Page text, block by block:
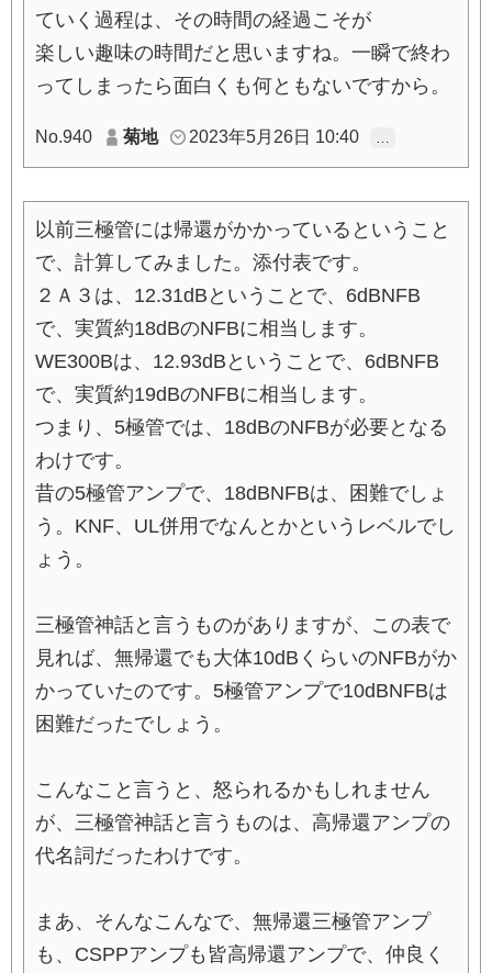
ていく過程は、その時間の経過こそが
楽しい趣味の時間だと思いますね。一瞬で終わ
ってしまったら面白くも何ともないですから。
No.940 菊地 2023年5月26日 10:40
以前三極管には帰還がかかっているということ
で、計算してみました。添付表です。
２Ａ３は、12.31dBということで、6dBNFB
で、実質約18dBのNFBに相当します。
WE300Bは、12.93dBということで、6dBNFB
で、実質約19dBのNFBに相当します。
つまり、5極管では、18dBのNFBが必要となる
わけです。
昔の5極管アンプで、18dBNFBは、困難でしょ
う。KNF、UL併用でなんとかというレベルでし
ょう。
三極管神話と言うものがありますが、この表で
見れば、無帰還でも大体10dBくらいのNFBがか
かっていたのです。5極管アンプで10dBNFBは
困難だったでしょう。
こんなこと言うと、怒られるかもしれません
が、三極管神話と言うものは、高帰還アンプの
代名詞だったわけです。
まあ、そんなこんなで、無帰還三極管アンプ
も、CSPPアンプも皆高帰還アンプで、仲良く